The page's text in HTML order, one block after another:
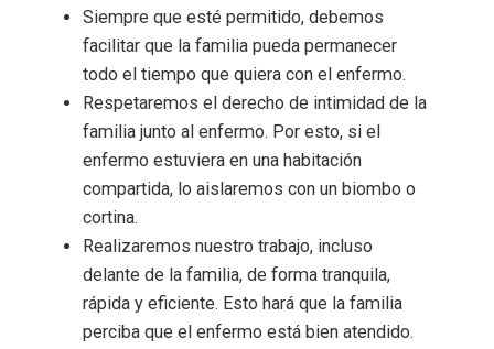
Siempre que esté permitido, debemos
facilitar que la familia pueda permanecer
todo el tiempo que quiera con el enfermo.
Respetaremos el derecho de intimidad de la
familia junto al enfermo. Por esto, si el
enfermo estuviera en una habitación
compartida, lo aislaremos con un biombo o
cortina.
Realizaremos nuestro trabajo, incluso
delante de la familia, de forma tranquila,
rápida y eficiente. Esto hará que la familia
perciba que el enfermo está bien atendido.